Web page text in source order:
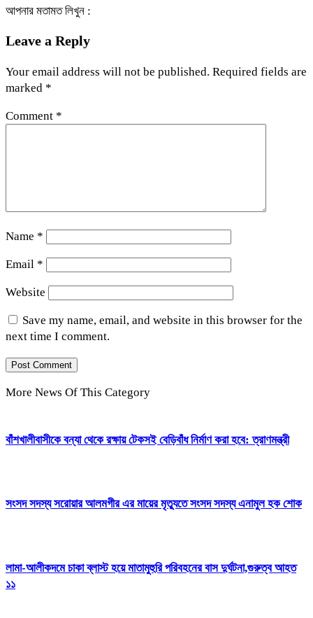
আপনার মতামত লিখুন :
Leave a Reply
Your email address will not be published. Required fields are
marked *
Comment *
Name *
Email *
Website
Save my name, email, and website in this browser for the
next time I comment.
More News Of This Category
বাঁশখালীবাসীকে বন্যা থেকে রক্ষায় টেকসই বেড়িবাঁধ নির্মাণ করা হবে: ত্রাণমন্ত্রী
সংসদ সদস্য সরোয়ার আলমগীর এর মায়ের মৃত্যুতে সংসদ সদস্য এনামুল হক শোক
লামা-আলীকদমে চাকা ব্লাস্ট হয়ে মাতামুহুরি পরিবহনের বাস দুর্ঘটনা,গুরুত্ব আহত
১১